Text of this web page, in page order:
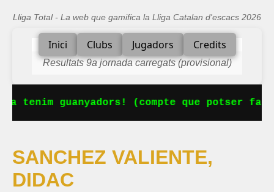
Lliga Total - La web que gamifica la Lliga Catalan d'escacs 2026
Inici Clubs Jugadors Credits
Resultats 9a jornada carregats (provisional)
tenim guanyadors! (compte que potser
SANCHEZ VALIENTE,
DIDAC